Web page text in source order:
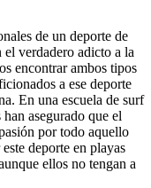
de un deporte de
verdadero adicto a la
encontrar ambos tipos
a ese deporte
En una escuela de surf
asegurado que el
por todo aquello
deporte en playas
ellos no tengan a